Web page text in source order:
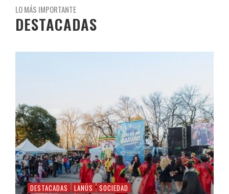
LO MÁS IMPORTANTE
DESTACADAS
DESTACADAS LANÚS SOCIEDAD